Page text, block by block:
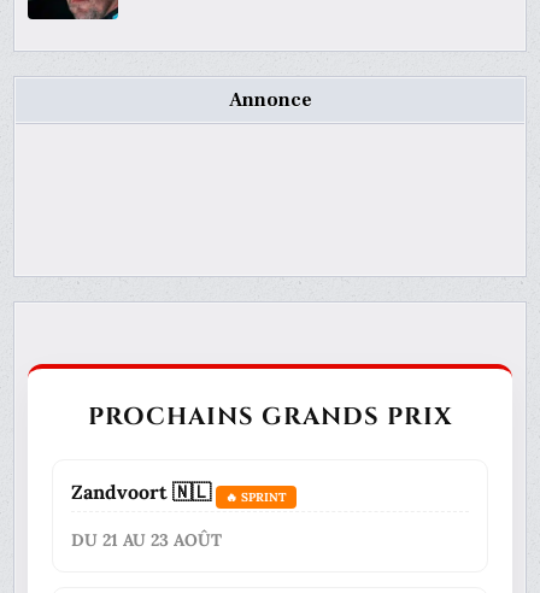
Annonce
PROCHAINS GRANDS PRIX
Zandvoort 🇳🇱 🔥 SPRINT
DU 21 AU 23 AOÛT